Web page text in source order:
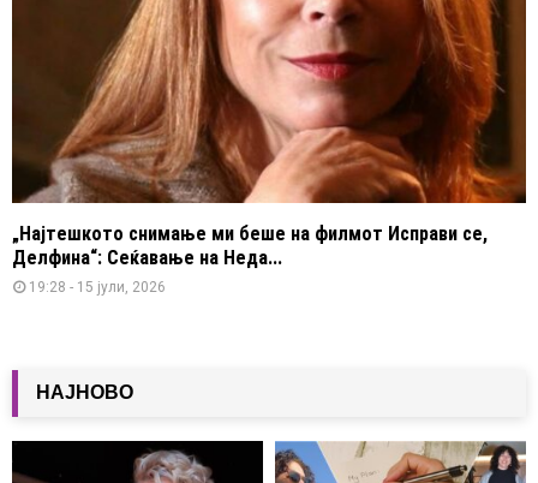
„Најтешкото снимање ми беше на филмот Исправи се,
Делфина“: Сеќавање на Неда...
19:28 - 15 јули, 2026
НАЈНОВО